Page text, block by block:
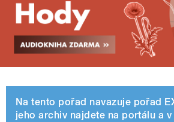
Na tento pořad navazuje pořad
jeho archiv najdete na portálu a